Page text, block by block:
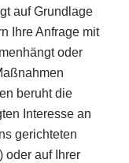
auf Grundlage
Ihre Anfrage mit
oder
beruht die
Interesse an
gerichteten
oder auf Ihrer